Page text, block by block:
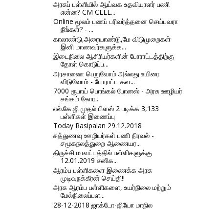
அரசுப் பள்ளியில் ஆய்வக உதவியாளர் பணி
என்ன? CM CELL...
Online மூலம் பணப் பரிவர்த்தனை செய்பவரா
நீங்கள்? - ...
காலாண்டு,அரையாண்டு,மே விடுமுறைகள்
இனி மாணவர்களுக்க...
இடைநிலை ஆசிரியர்களின் போராட்டத்திற்கு
தோள் கொடுப்ப...
அரசாணை பெறுவோம் அல்லது உயிரை
விடுவோம் - போராட்ட கள...
7000 ரூபாய் பொங்கல் போனஸ் - அரசு ஊழியர்
சங்கம் கோர...
எல்.கே.ஜி முதல் பிளஸ் 2 படிக்க 3,133
பள்ளிகள் இணைப்பு
Today Rasipalan 29.12.2018
சத்துணவு ஊழியர்கள் பணி நிரவல் -
சமூகநலத்துறை ஆணையர...
திருச்சி மாவட்டத்தில் பள்ளிகளுக்கு
12.01.2019 சனிக...
ஆரம்ப பள்ளிகளை இணைக்க அரசு
முடிவுநக்கீரன் செய்தி!!
அரசு ஆரம்ப பள்ளிகளை, உயர்நிலை மற்றும்
மேல்நிலைப்பள...
28-12-2018 ஜாக்டோ-ஜியோ மாநில